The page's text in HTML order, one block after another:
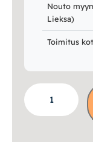
Nouto
Lieksa)
Toimitus
Ramona
3
istuttava